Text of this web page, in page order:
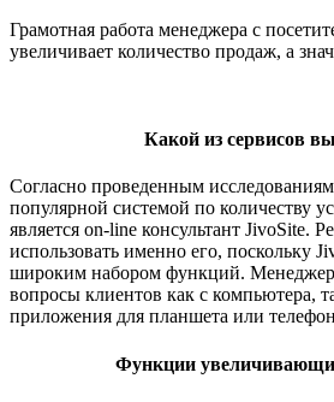
Грамотная работа менеджера с
увеличивает количество продаж, а
Какой из сервисов
Согласно проведенным исследованиям
популярной системой по количеству
является on-line консультант JivoSite.
использовать именно его, поскольку
широким набором функций. Менеджер
вопросы клиентов как с компьютера,
приложения для планшета или
Функции